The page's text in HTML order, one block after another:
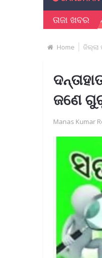
ତାଜା ଖବର
ଧକ୍କା l ଥାନା କର୍ମଚାରି
Home ଜିଲ୍ଲା
ଜଣେ
Manas Kumar